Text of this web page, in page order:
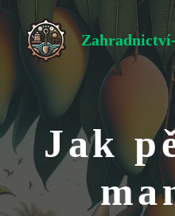
Přeskočit
obsah
Jak